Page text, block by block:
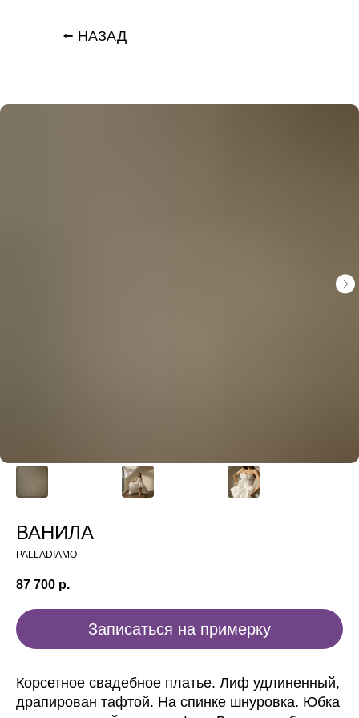
⭠ НАЗАД
ВАНИЛА
PALLADIAMO
87 700 р.
Записаться на примерку
Корсетное свадебное платье. Лиф удлиненный,
драпирован тафтой. На спинке шнуровка. Юбка